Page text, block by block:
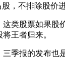
，不排除股价
类股票如果股
王者归来。
季报的发布也